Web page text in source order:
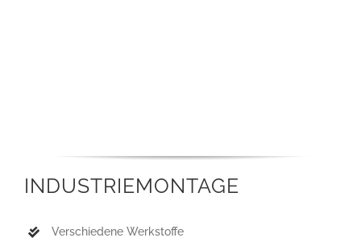
INDUSTRIEMONTAGE
Verschiedene Werkstoffe